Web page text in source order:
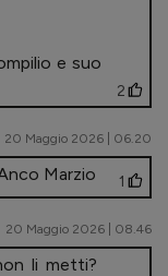
e suo
2
20 Maggio 2026 | 06.20
Marzio 1
20 Maggio 2026 | 08.46
li metti?